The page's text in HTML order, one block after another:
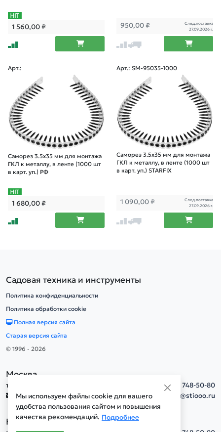
1 560,00₽ 950,00 ₽
След.поставка
27.09.2026 г.
Арт.:
Саморез 3.5х35 мм для монтажа
ГКЛ к металлу, в ленте (1000 шт
в карт. уп.) РФ
1 680,00₽
Арт.: SM-95035-1000
Саморез 3.5х35 мм для монтажа
ГКЛ к металлу, в ленте (1000 шт
в карт. уп.) STARFIX
1 090,00 ₽
След.поставка
27.09.2026 г.
Мы используем файлы cookie для вашего
удобства пользования сайтом и повышения
качества рекомендаций. Подробнее
Садовая техника и инструменты
Политика конфиденциальности
Политика обработки cookie
Полная версия сайта
Старая версия сайта
© 1996 - 2026
Москва
тел.
+7(495) 748-50-80
info@stiooo.ru
Новосибирск